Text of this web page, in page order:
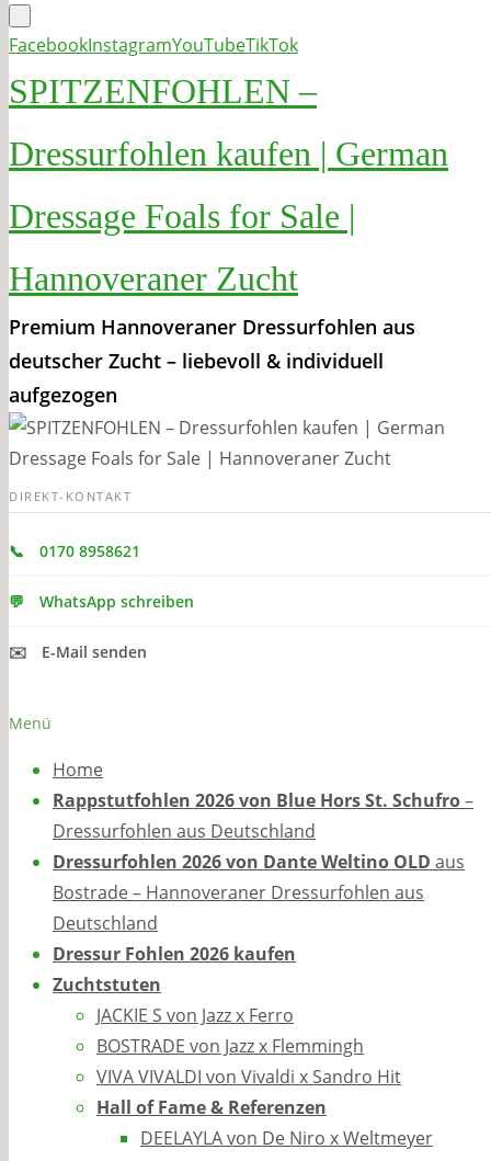
FacebookInstagramYouTubeTikTok
SPITZENFOHLEN –
Dressurfohlen kaufen | German
Dressage Foals for Sale |
Hannoveraner Zucht
Premium Hannoveraner Dressurfohlen aus
deutscher Zucht – liebevoll & individuell
aufgezogen
DIREKT-KONTAKT
📞 0170 8958621
💬 WhatsApp schreiben
✉️ E-Mail senden
Menü
Home
Rappstutfohlen 2026 von Blue Hors St. Schufro–
Dressurfohlen aus Deutschland
Dressurfohlen 2026 von Dante Weltino OLD aus
Bostrade – Hannoveraner Dressurfohlen aus
Deutschland
Dressur Fohlen 2026 kaufen
Zuchtstuten
JACKIE S von Jazz x Ferro
BOSTRADE von Jazz x Flemmingh
VIVA VIVALDI von Vivaldi x Sandro Hit
Hall of Fame & Referenzen
DEELAYLA von De Niro x Weltmeyer